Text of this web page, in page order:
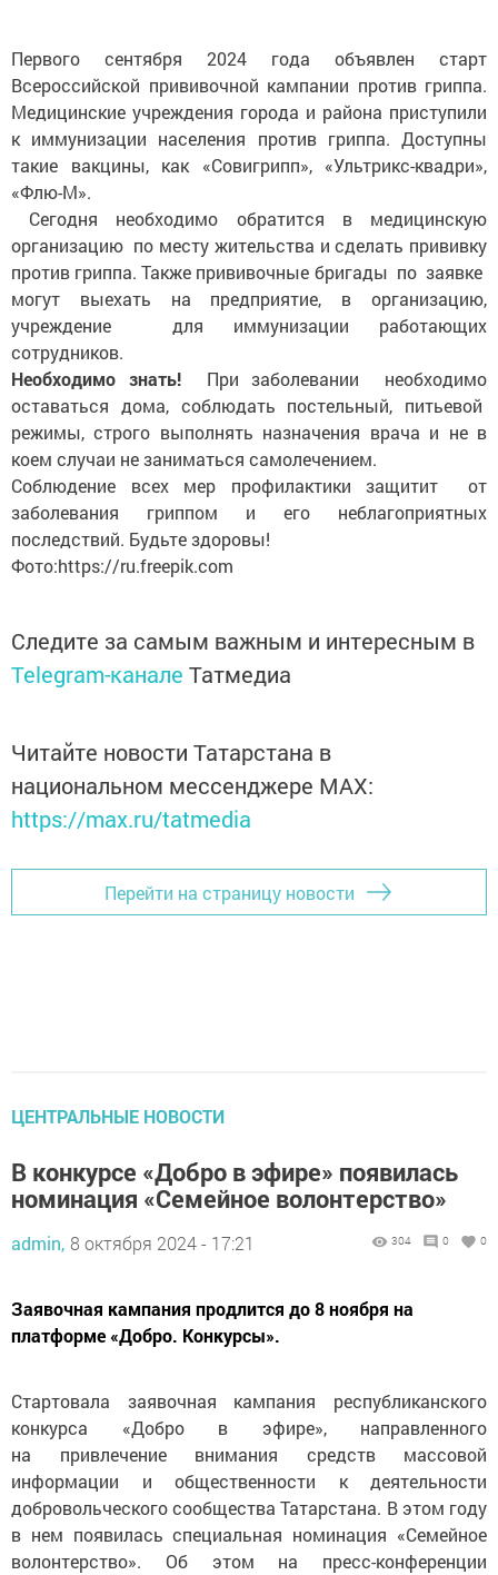
Первого сентября 2024 года объявлен старт
Всероссийской прививочной кампании против гриппа.
Медицинские учреждения города и района приступили
к иммунизации населения против гриппа. Доступны
такие вакцины, как «Совигрипп», «Ультрикс-квадри»,
«Флю-М».
Сегодня необходимо обратится в медицинскую
организацию по месту жительства и сделать прививку
против гриппа. Также прививочные бригады по заявке
могут выехать на предприятие, в организацию,
учреждение для иммунизации работающих
сотрудников.
Необходимо знать!При заболевании необходимо
оставаться дома, соблюдать постельный, питьевой
режимы, строго выполнять назначения врача и не в
коем случаи не заниматься самолечением.
Соблюдение всех мер профилактики защитит от
заболевания гриппом и его неблагоприятных
последствий. Будьте здоровы!
Фото:https://ru.freepik.com
Следите за самым важным и интересным в
Telegram-канале Татмедиа
Читайте новости Татарстана в
национальном мессенджере MАХ:
https://max.ru/tatmedia
Перейти на страницу новости
ЦЕНТРАЛЬНЫЕ НОВОСТИ
В конкурсе «Добро в эфире» появилась
номинация «Семейное волонтерство»
admin, 8 октября 2024 - 17:21 304 0 0
Заявочная кампания продлится до 8 ноября на
платформе «Добро. Конкурсы».
Стартовала заявочная кампания республиканского
конкурса «Добро в эфире», направленного
на привлечение внимания средств массовой
информации и общественности к деятельности
добровольческого сообщества Татарстана. В этом году
в нем появилась специальная номинация «Семейное
волонтерство». Об этом на пресс-конференции